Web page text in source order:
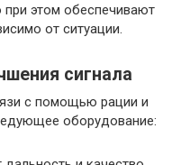
этом обеспечивают
от ситуации.
сигнала
с помощью рации и
оборудование: